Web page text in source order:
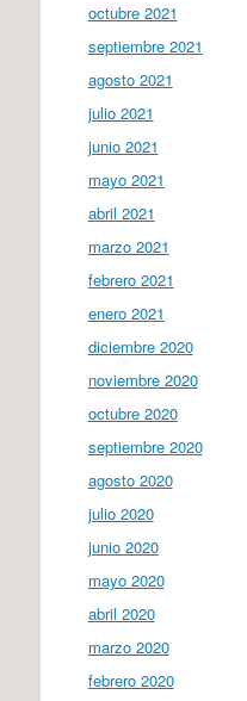
octubre 2021
septiembre 2021
agosto 2021
julio 2021
junio 2021
mayo 2021
abril 2021
marzo 2021
febrero 2021
enero 2021
diciembre 2020
noviembre 2020
octubre 2020
septiembre 2020
agosto 2020
julio 2020
junio 2020
mayo 2020
abril 2020
marzo 2020
febrero 2020